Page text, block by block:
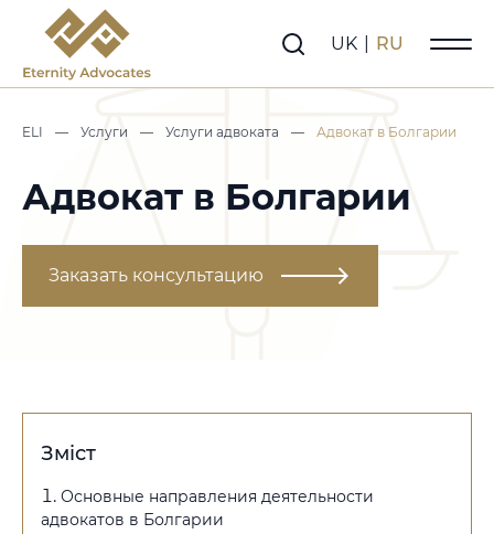
UK RU
ELI — Услуги — Услуги адвоката — Адвокат в Болгарии
Адвокат в Болгарии
Заказать консультацию
Зміст
Основные направления деятельности
адвокатов в Болгарии